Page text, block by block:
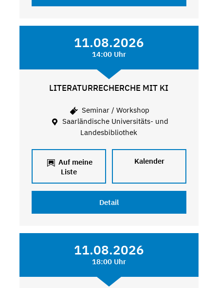
11.08.2026
14:00 Uhr
LITERATURRECHERCHE MIT KI
Seminar / Workshop
Saarländische Universitäts- und
Landesbibliothek
Auf meine
Liste
Kalender
Detail
11.08.2026
18:00 Uhr